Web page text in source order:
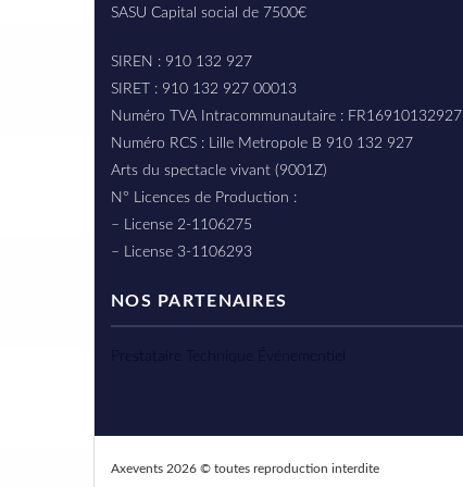
SASU Capital social de 7500€
SIREN : 910 132 927
SIRET : 910 132 927 00013
Numéro TVA Intracommunautaire : FR16910132927
Numéro RCS : Lille Metropole B 910 132 927
Arts du spectacle vivant (9001Z)
N° Licences de Production :
– License 2-1106275
– License 3-1106293
NOS PARTENAIRES
Axevents 2026 © toutes reproduction interdite